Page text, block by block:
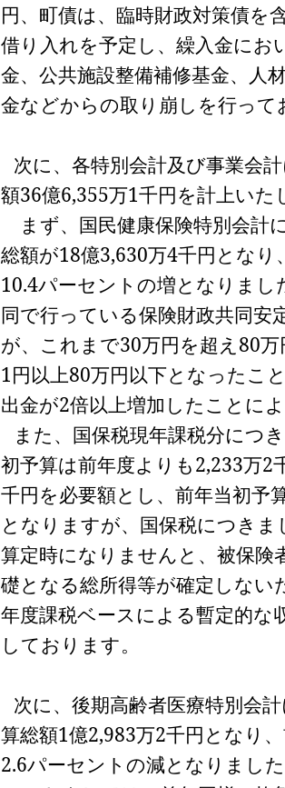
円、町債は、臨時財政対策債を
借り入れを予定し、繰入金にお
金、公共施設整備補修基金、人
金などからの取り崩しを行って
次に、各特別会計及び事業会
額36億6,355万1千円を計上いた
まず、国民健康保険特別会計
総額が18億3,630万4千円となり
10.4パーセントの増となりまし
同で行っている保険財政共同安
が、これまで30万円を超え 80万
1円以上80万円以下となったこ
出金が2倍以上増加したことに
また、国保税現年課税分につ
初予算は前年度よりも2,233万2
千円を必要額とし、前年当初予
となりますが、国保税につきま
算定時になりませんと、被保険
礎となる総所得等が確定しない
年度課税ベースによる暫定的な
しております。
次に、後期高齢者医療特別会
算総額1億2,983万2千円となり
2.6パーセントの減となりまし